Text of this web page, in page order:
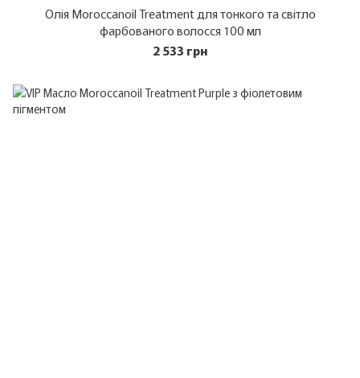
Олія Moroccanoil Treatment для тонкого та світло
фарбованого волосся 100 мл
2 533 грн